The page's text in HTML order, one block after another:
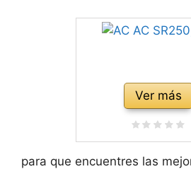
Ver más
para que encuentres las